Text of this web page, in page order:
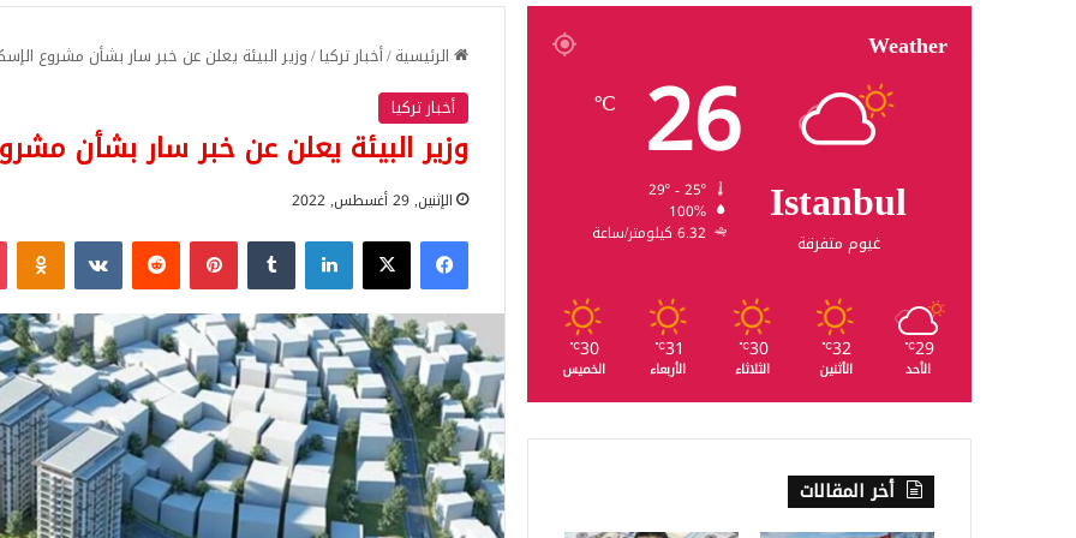
الرئيسية/أخبار تركيا/وزير البيئة يعلن عن خبر سار بشأن مشروع الإسكان
أخبار تركيا
وزير البيئة يعلن عن خبر سار بشأن مشروع
الإثنين, 29 أغسطس, 2022
فيسبوك‫X لينكدإن بينتيريست
Weather
Istanbul
غيوم متفرقة
26
℃
100%
6.32 كيلومتر/ساعة
29
℃
الأحد
32
℃
الأثنين
30
℃
الثلاثاء
31
℃
الأربعاء
30
℃
الخميس
أخر المقالات